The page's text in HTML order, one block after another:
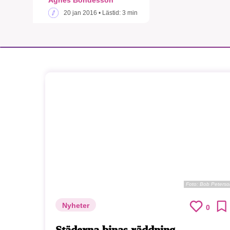
20 jan 2016 • Lästid: 3 min
Foto: Bob
Nyheter 0